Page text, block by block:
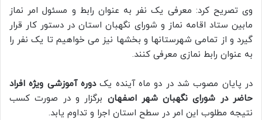
وی تصریح کرد: معرفی یک نفر به عنوان رابط و مسئول امر نماز
مابین ستاد اقامه نماز و شورای نگهبان استان در دستور کار قرار
گیرد و از تمامی شهرستانها و بخشها نیز می خواهیم تا یک نفر را
به عنوان رابط نمازی معرفی کنند.
در پایان مصوب شد در دو ماه آینده یکدوره آموزشی ویژه افراد
حاضر در شورای نگهبان شهر اصفهان برگزار و در صورت کسب
نتیجه مطلوب این امر در سطح استان اجرا و تداوم یابد.